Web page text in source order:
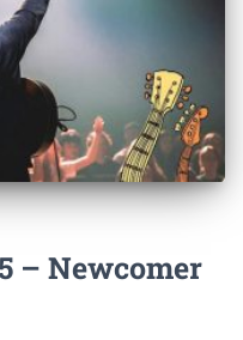
– Newcomer